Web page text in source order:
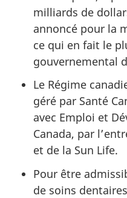
milliards de
annoncé pour la
ce qui en fait le
gouvernemental
Le Régime
géré par Santé
avec Emploi et
Canada, par
et de la Sun Life.
Pour être
de soins